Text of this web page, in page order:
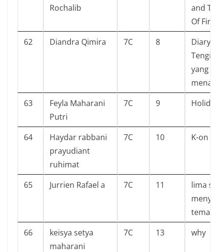
Rochalib
and
Of Fire
62
Diandra Qimira 7C 8
Diary
Tengil
yang
mena
63
Feyla Maharani
Putri
7C 9
64
Haydar rabbani
prayudiant
ruhimat
7C 10 K-on
65 Jurrien Rafael a 7C 11
lima
teman
66
keisya setya
maharani
7C 13 why